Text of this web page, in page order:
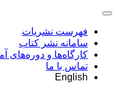
فهرست نشریات
سامانه نشر کتاب
کارگاه‌ها و
تماس با ما
English